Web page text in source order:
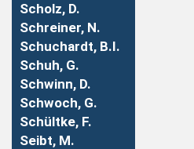
Scholz, D.
Schreiner, N.
Schuchardt, B.I.
Schuh, G.
Schwinn, D.
Schwoch, G.
Schültke, F.
Seibt, M.